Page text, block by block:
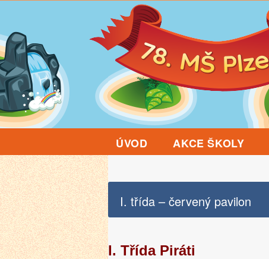
ÚVOD AKCE ŠKOLY
I. třída – červený pavilon
I. Třída Piráti